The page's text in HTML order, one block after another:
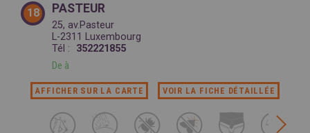
18 PASTEUR
25, av.Pasteur
L-2311 Luxembourg
Tél :
352221855
De à
AFFICHER SUR LA CARTE VOIR LA FICHE DÉTAILLÉE